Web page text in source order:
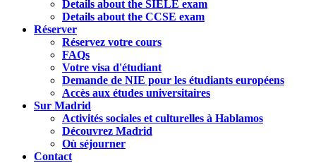
Details about the SIELE exam
Details about the CCSE exam
Réserver
Réservez votre cours
FAQs
Votre visa d'étudiant
Demande de NIE pour les étudiants européens
Accès aux études universitaires
Sur Madrid
Activités sociales et culturelles à Hablamos
Découvrez Madrid
Où séjourner
Contact